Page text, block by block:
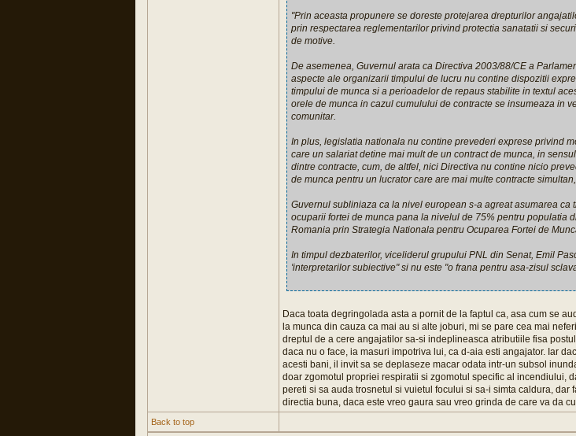
"Prin aceasta propunere se doreste protejarea drepturilor
prin respectarea reglementarilor privind protectia sanatatii si
de motive.
De asemenea, Guvernul arata ca Directiva 2003/88/CE a
aspecte ale organizarii timpului de lucru nu contine dispozitii
timpului de munca si a perioadelor de repaus stabilite in textul
orele de munca in cazul cumulului de contracte se insumeaza in
comunitar.
In plus, legislatia nationala nu contine prevederi exprese privind
care un salariat detine mai mult de un contract de munca, in
dintre contracte, cum, de altfel, nici Directiva nu contine nicio
de munca pentru un lucrator care are mai multe contracte
Guvernul subliniaza ca la nivel european s-a agreat asumarea
ocuparii fortei de munca pana la nivelul de 75% pentru populatia
Romania prin Strategia Nationala pentru Ocuparea Fortei de
In timpul dezbaterilor, viceliderul grupului PNL din Senat, Emil
'interpretarilor subiective" si nu este "o frana pentru asa-zisul
Daca toata degringolada asta a pornit de la faptul ca, asa cum se
la munca din cauza ca mai au si alte joburi, mi se pare cea mai
dreptul de a cere angajatilor sa-si indeplineasca atributiile fisa
daca nu o face, ia masuri impotriva lui, ca d-aia esti angajator. Iar
acesti bani, il invit sa se deplaseze macar odata intr-un subsol
doar zgomotul propriei respiratii si zgomotul specific al incendiului,
pereti si sa auda trosnetul si vuietul focului si sa-i simta caldura, dar
directia buna, daca este vreo gaura sau vreo grinda de care va da
Back to top